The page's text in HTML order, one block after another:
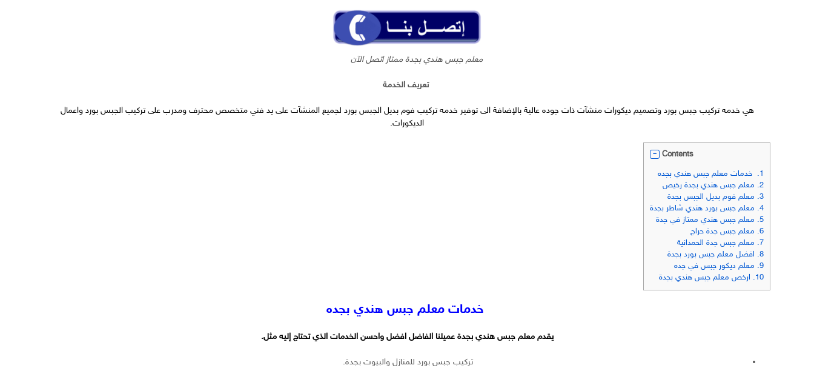
معلم جبس هندي بجدة ممتاز اتصل الآن
تعريف الخدمة
هي خدمهتركيب جبس بورد وتصميم ديكورات منشآت ذات جوده عالية بالإضافة الى توفير خدمه تركيب فوم بديل الجبس بورد لجميع المنشآت على يد فني متخصص محترف ومدرب على تركيب الجبس بورد واعمال
الديكورات.
Contents
1.
خدمات معلم جبس هندي بجده
2. معلم جبس هندي بجدة رخيص
3. معلم فوم بديل الجبس بجدة
4. معلم جبس بورد هندي شاطر بجدة
5. معلم جبس هندي ممتاز في جدة
6. معلم جبس جدة حراج
7. معلم جبس جدة الحمدانية
8. افضل معلم جبس بورد بجدة
9. معلم ديكور جبس في جده
10.
ارخص معلم جبس هندي بجدة
خدمات معلم جبس هندي بجده
يقدممعلم جبس هندي بجدة عميلنا الفاضل افضل واحسن الخدمات الذي تحتاج إليه مثل.
تركيب جبس بورد للمنازل والبيوت بجدة.